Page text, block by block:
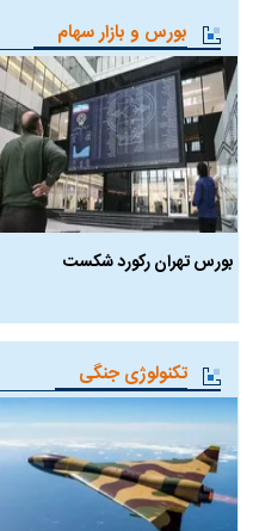
بورس و بازار سهام
بورس تهران رکورد شکست
تکنولوژی جنگی